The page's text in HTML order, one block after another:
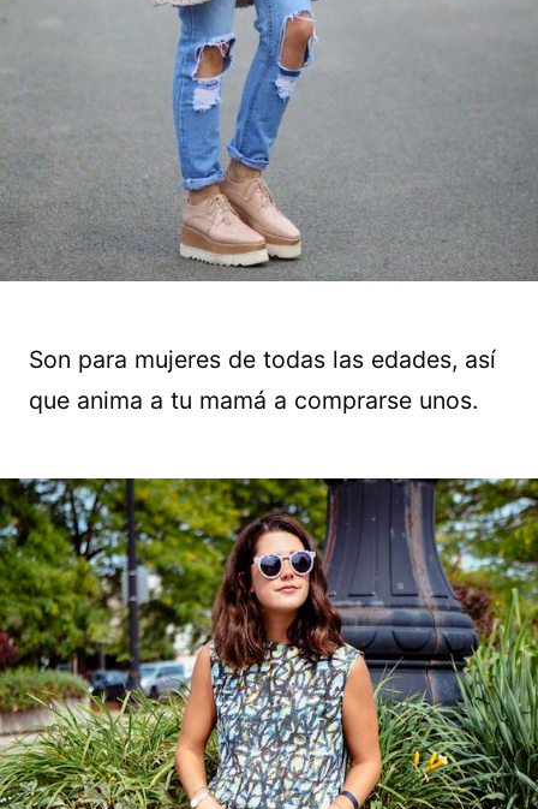
Son para mujeres de todas las edades, así
que anima a tu mamá a comprarse unos.